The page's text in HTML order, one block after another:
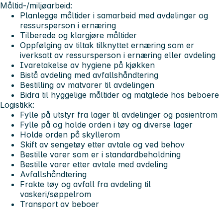
Måltid-/miljøarbeid:
Planlegge måltider i samarbeid med avdelinger og
ressursperson i ernæring
Tilberede og klargjøre måltider
Oppfølging av tiltak tilknyttet ernæring som er
iverksatt av ressursperson i ernæring eller avdeling
Ivaretakelse av hygiene på kjøkken
Bistå avdeling med avfallshåndtering
Bestilling av matvarer til avdelingen
Bidra til hyggelige måltider og matglede hos beboere
Logistikk:
Fylle på utstyr fra lager til avdelinger og pasientrom
Fylle på og holde orden i tøy og diverse lager
Holde orden på skyllerom
Skift av sengetøy etter avtale og ved behov
Bestille varer som er i standardbeholdning
Bestille varer etter avtale med avdeling
Avfallshåndtering
Frakte tøy og avfall fra avdeling til
vaskeri/søppelrom
Transport av beboer